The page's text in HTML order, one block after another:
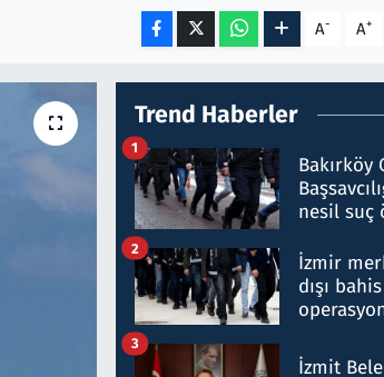
A- A+
Trend Haberler
Bakırköy
nesil suç
hakkında
1
İzmir
dışı bahis
Milyar
2
İzmit
3